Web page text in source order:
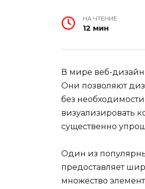
НА ЧТЕНИЕ
12 мин
В мире веб-
Они позволяют
без
визуализировать
существенно
Один из
предоставляет
множество